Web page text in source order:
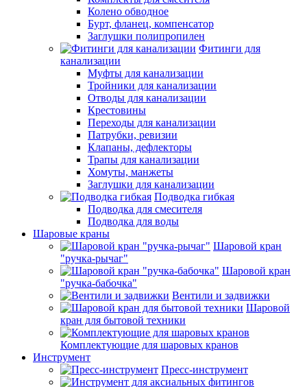
Колено обводное
Бурт, фланец, компенсатор
Заглушки полипропилен
Фитинги для
канализации
Муфты для канализации
Тройники для канализации
Отводы для канализации
Крестовины
Переходы для канализации
Патрубки, ревизии
Клапаны, дефлекторы
Трапы для канализации
Хомуты, манжеты
Заглушки для канализации
Подводка гибкая
Подводка для смесителя
Подводка для воды
Шаровые краны
Шаровой кран
"ручка-рычаг"
Шаровой кран
"ручка-бабочка"
Вентили и задвижки
Шаровой
кран для бытовой техники
Комплектующие для шаровых кранов
Инструмент
Пресс-инструмент